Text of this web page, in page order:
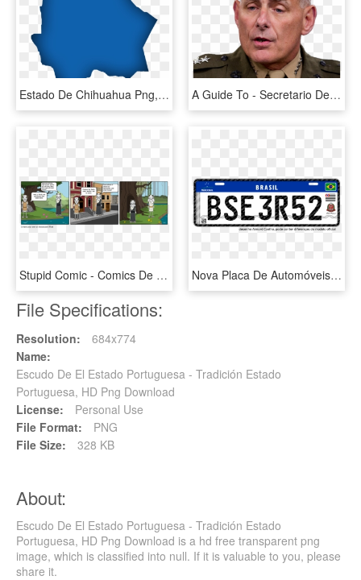
Estado De Chihuahua Png, Transparent Png A Guide To - Secretario De Seguridad Nacional De Los Estados Unidos, HD Png Download
Stupid Comic - Comics De Terrorismo De Estado, HD Png Download Nova Placa De Automóveis Do Mercosul - Governo Do Estado De Sp, HD Png Download
File Specifications:
Resolution:
684x774
Name:
Escudo De El Estado Portuguesa - Tradición Estado
Portuguesa, HD Png Download
License:
Personal Use
File Format:
PNG
File Size:
328 KB
About:
Escudo De El Estado Portuguesa - Tradición Estado
Portuguesa, HD Png Download is a hd free transparent png
image, which is classified into null. If it is valuable to you, please
share it.